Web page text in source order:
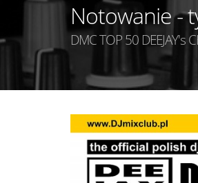
Notowanie -
DMC TOP 50 DEEJAY's